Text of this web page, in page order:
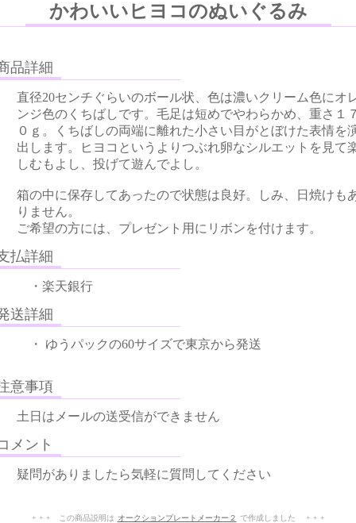
かわいいヒヨコのぬいぐるみ
品詳細
直径20センチぐらいのボール状、色は濃いクリーム色にオ
ンジ色のくちばしです。毛足は短めでやわらかめ、重さ１７
０ｇ。くちばしの両端に離れた小さい目がとぼけた表情を
出します。ヒヨコというよりつぶれ卵なシルエットを見て
しむもよし、投げて遊んでよし。
箱の中に保存してあったので状態は良好。しみ、日焼けも
りません。
ご希望の方には、プレゼント用にリボンを付けます。
払詳細
・楽天銀行
送詳細
・ ゆうパックの60サイズで東京から発送
意事項
土日はメールの送受信ができません
メント
疑問がありましたら気軽に質問してください
+ + + この商品説明は オークションプレートメーカー２ で作成しました + + +